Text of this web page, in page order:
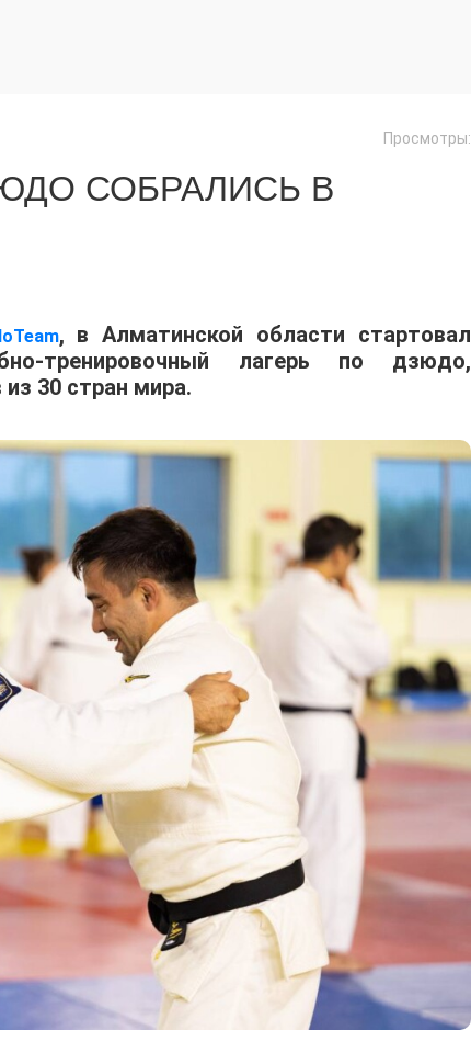
Просмотры:
СОБРАЛИСЬ В
, в Алматинской области стартовал
тренировочный лагерь по дзюдо,
30 стран мира.